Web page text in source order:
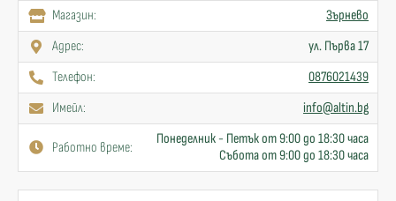
Mагазин:
Зърнево
Адрес:
ул. Първа 17
Телефон:
0876021439
Имейл:
info@altin.bg
Работно време:
Понеделник - Петък от 9:00 до 18:30 часа
Събота от 9:00 до 18:30 часа